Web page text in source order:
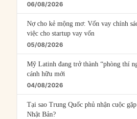
06/08/2026
Nợ cho kẻ mộng mơ: Vốn vay chính
việc cho startup vay vốn
05/08/2026
Mỹ Latinh đang trở thành “phòng thí
cánh hữu mới
04/08/2026
Tại sao Trung Quốc phủ nhận cuộc
Nhật Bản?